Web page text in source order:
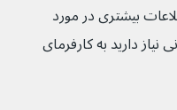
بیشتری در مورد
دارید به کارفرمای